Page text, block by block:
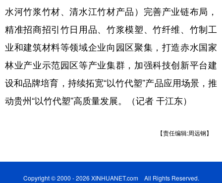
水河竹浆竹材、清水江竹材产品）完善产业链布局，
精准招商招引竹日用品、竹浆模塑、竹纤维、竹制工
业和建筑材料等领域企业向园区聚集，打造赤水国家
林业产业示范园区等产业集群，加强科技创新平台建
设和品牌培育，持续拓宽“以竹代塑”产品应用场景，推
动贵州“以竹代塑”高质量发展。（记者 干江东）
【责任编辑:周远钢】
Copyright © 2000 - 2026 XINHUANET.com All Rights Reserved.